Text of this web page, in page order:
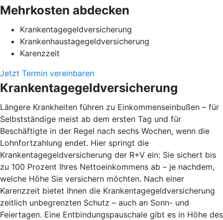
Mehrkosten abdecken
Krankentagegeldversicherung
Krankenhaustagegeldversicherung
Karenzzeit
Jetzt Termin vereinbaren
Krankentagegeldversicherung
Längere Krankheiten führen zu Einkommenseinbußen – für
Selbstständige meist ab dem ersten Tag und für
Beschäftigte in der Regel nach sechs Wochen, wenn die
Lohnfortzahlung endet. Hier springt die
Krankentagegeldversicherung der R+V ein: Sie sichert bis
zu 100 Prozent Ihres Nettoeinkommens ab – je nachdem,
welche Höhe Sie versichern möchten. Nach einer
Karenzzeit bietet Ihnen die Krankentagegeldversicherung
zeitlich unbegrenzten Schutz – auch an Sonn- und
Feiertagen. Eine Entbindungspauschale gibt es in Höhe des